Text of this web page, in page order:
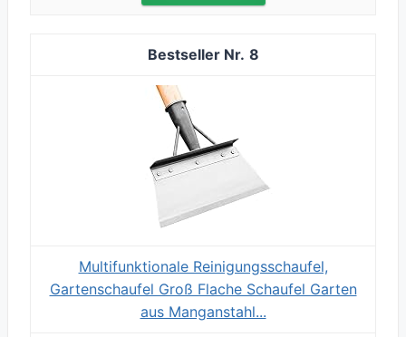
8
Multifunktionale Reinigungsschaufel,
Gartenschaufel Groß Flache Schaufel Garten
aus Manganstahl...